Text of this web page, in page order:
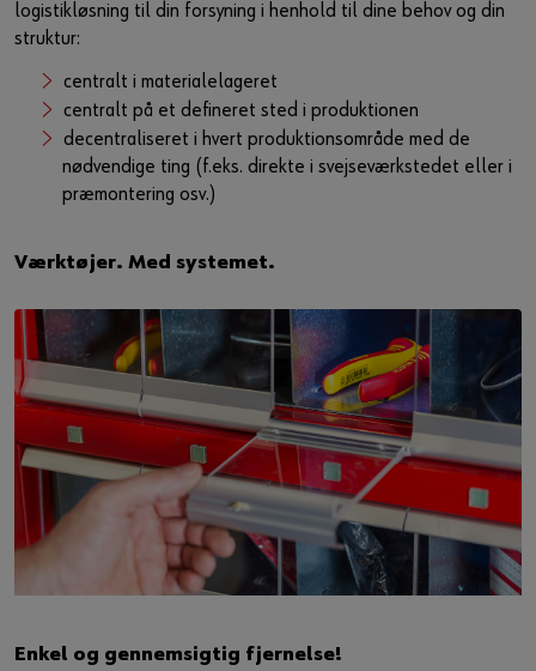
logistikløsning til din forsyning i henhold til dine behov og din
struktur:
centralt i materialelageret
centralt på et defineret sted i produktionen
decentraliseret i hvert produktionsområde med de
nødvendige ting (f.eks. direkte i svejseværkstedet eller i
præmontering osv.)
Værktøjer. Med systemet.
Enkel og gennemsigtig fjernelse!